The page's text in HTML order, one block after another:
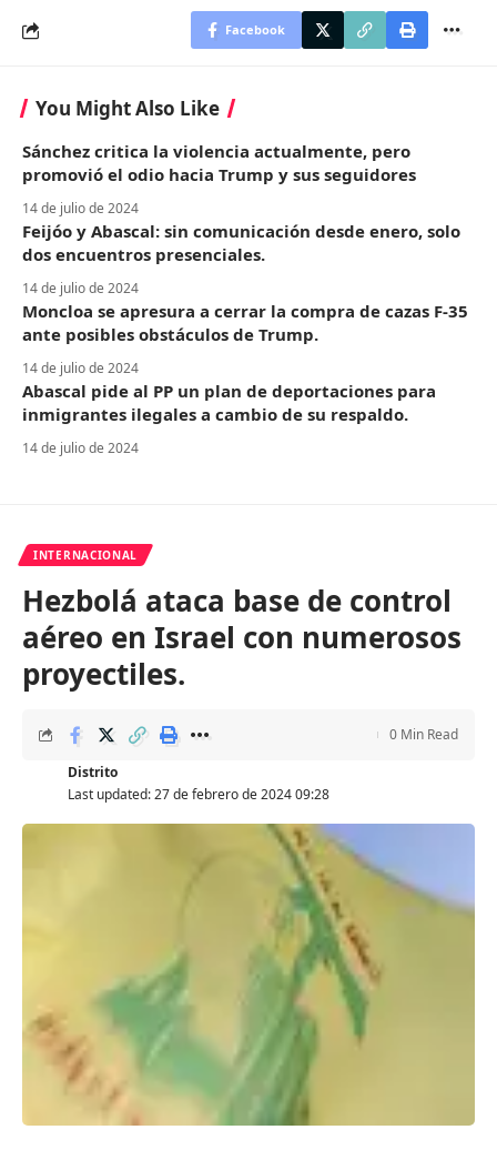
Facebook
You Might Also Like
Sánchez critica la violencia actualmente, pero
promovió el odio hacia Trump y sus seguidores
14 de julio de 2024
Feijóo y Abascal: sin comunicación desde enero, solo
dos encuentros presenciales.
14 de julio de 2024
Moncloa se apresura a cerrar la compra de cazas F-35
ante posibles obstáculos de Trump.
14 de julio de 2024
Abascal pide al PP un plan de deportaciones para
inmigrantes ilegales a cambio de su respaldo.
14 de julio de 2024
INTERNACIONAL
Hezbolá ataca base de control
aéreo en Israel con numerosos
proyectiles.
Last updated: 27 de febrero de 2024 09:28
Distrito
0 Min Read